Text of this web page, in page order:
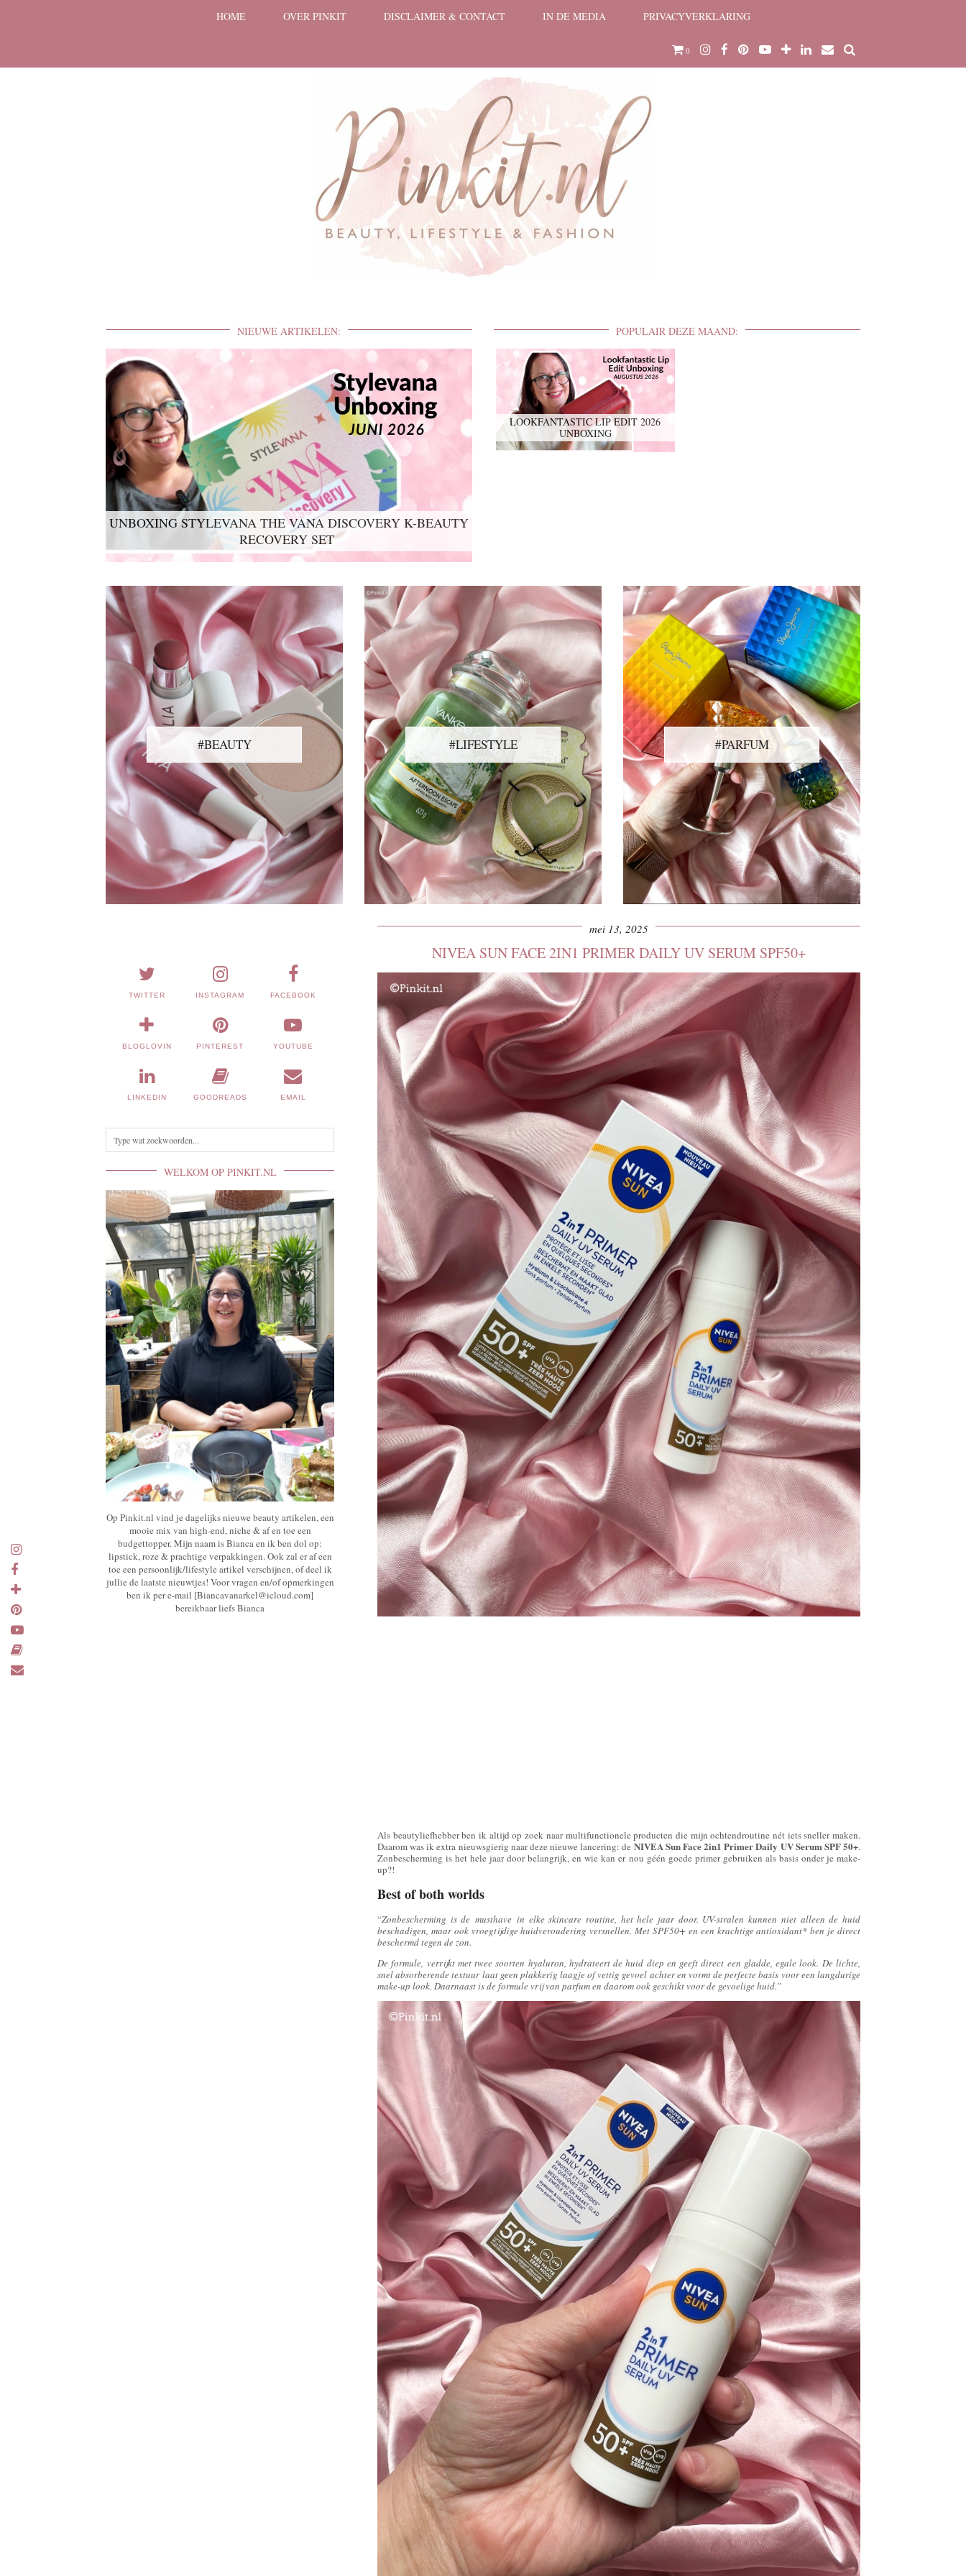
HOME OVER PINKIT DISCLAIMER & CONTACT IN DE MEDIA PRIVACYVERKLARING
0
POPULAIR DEZE MAAND:
LOOKFANTASTIC LIP EDIT 2026
UNBOXING
NIEUWE ARTIKELEN:
UNBOXING STYLEVANA THE VANA DISCOVERY K-BEAUTY
RECOVERY SET
LYKO LOVABLES THE BDAY KIT 2026 UNBOXING
#BEAUTY #LIFESTYLE #PARFUM
mei 13, 2025
NIVEA SUN FACE 2IN1 PRIMER DAILY UV SERUM SPF50+
Als beautyliefhebber ben ik altijd op zoek naar multifunctionele producten die mijn ochtendroutine nét iets sneller maken.
Daarom was ik extra nieuwsgierig naar deze nieuwe lancering: de NIVEA Sun Face 2in1 Primer Daily UV Serum SPF 50+.
Zonbescherming is het hele jaar door belangrijk, en wie kan er nou géén goede primer gebruiken als basis onder je make-
up?!
Best of both worlds
“Zonbescherming is de musthave in elke skincare routine, het hele jaar door. UV-stralen kunnen niet alleen de huid
beschadigen, maar ook vroegtijdige huidveroudering versnellen. Met SPF50+ en een krachtige antioxidant* ben je direct
beschermd tegen de zon.
De formule, verrijkt met twee soorten hyaluron, hydrateert de huid diep en geeft direct een gladde, egale look. De lichte,
snel absorberende textuur laat geen plakkerig laagje of vettig gevoel achter en vormt de perfecte basis voor een langdurige
make-up look. Daarnaast is de formule vrij van parfum en daarom ook geschikt voor de gevoelige huid.”
TWITTER INSTAGRAM FACEBOOK
BLOGLOVIN PINTEREST YOUTUBE
LINKEDIN GOODREADS EMAIL
WELKOM OP PINKIT.NL
Op Pinkit.nl vind je dagelijks nieuwe beauty artikelen, een
mooie mix van high-end, niche & af en toe een
budgettopper. Mijn naam is Bianca en ik ben dol op:
lipstick, roze & prachtige verpakkingen. Ook zal er af een
toe een persoonlijk/lifestyle artikel verschijnen, of deel ik
jullie de laatste nieuwtjes! Voor vragen en/of opmerkingen
ben ik per e-mail [Biancavanarkel@icloud.com]
bereikbaar liefs Bianca